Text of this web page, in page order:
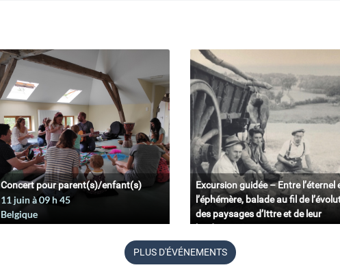
Concert pour parent(s)/enfant(s)
11 juin à 09 h 45
Belgique
Excursion guidée – Entre l’éternel
l’éphémère, balade au fil de
des paysages d’Ittre et de leur
11 juin à 09
Belgique
PLUS D'ÉVÉNEMENTS